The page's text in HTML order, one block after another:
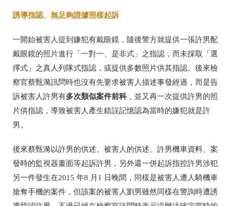
誘導指認、無足夠證據照樣起訴
一開始被害人提到嫌犯有戴眼鏡，隨後警方就提供一張許男配
戴眼鏡的照片進行「一對一、是非式」之指認，而未採取「選
擇式」之真人列隊式指認，或提供多數照片供其指認。後來檢
察官蔡甄漪訊問時也沒有先要求被害人描述事發經過，而是告
訴被害人許男有多次類似案件前科，並又再一次提供許男的照
片供指認，導致被害人產生錯誤記憶認為當時的嫌犯就是許
男。
後來蔡甄漪以許男的供述、被害人的供述、許男機車資料、案
發時的監視器畫面等起訴許男，另外還一併起訴指控許男涉犯
另一件發生在2015 年8 月1 日晚間，同樣是被害人遭人騎機車
搶奪手機的案件，但該案的被害人劉男雖然同樣在警詢時遭誘